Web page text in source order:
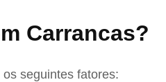
Carrancas?
seguintes fatores: